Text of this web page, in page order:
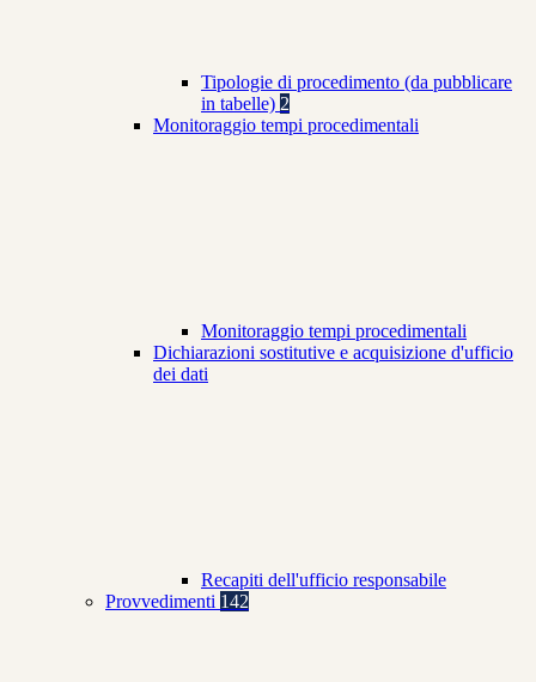
Tipologie di procedimento (da pubblicare
in tabelle) 2
Monitoraggio tempi procedimentali
Monitoraggio tempi procedimentali
Dichiarazioni sostitutive e acquisizione d'ufficio
dei dati
Recapiti dell'ufficio responsabile
Provvedimenti 142